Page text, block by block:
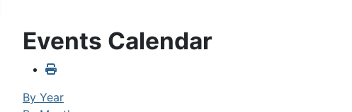
Events Calendar
By Year